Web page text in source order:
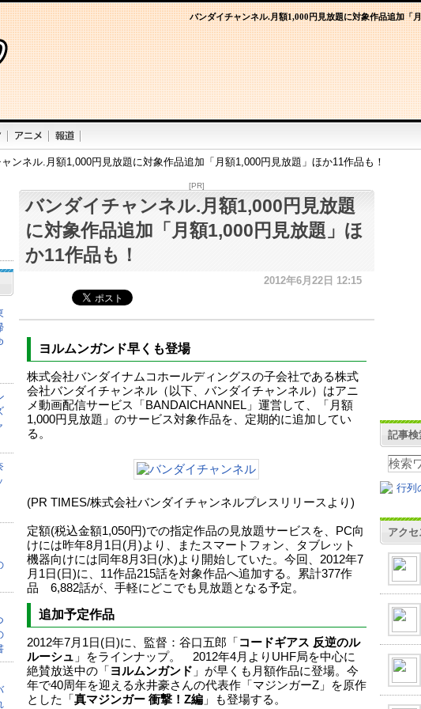
バンダイチャンネル.月額1,000円見放題に対象作品追加「
ンネル.月額1,000円見放題に対象作品追加「月額1,000円見放題」ほか11作品も！
[PR]
バンダイチャンネル.月額1,000円見放題
に対象作品追加「月額1,000円見放題」ほ
か11作品も！
2012年6月22日 12:15
ヨルムンガンド早くも登場
株式会社バンダイナムコホールディングスの子会社である株式
会社バンダイチャンネル（以下、バンダイチャンネル）はアニ
メ動画配信サービス「BANDAICHANNEL」運営して、「月額
1,000円見放題」のサービス対象作品を、定期的に追加してい
る。
(PR TIMES/株式会社バンダイチャンネルプレスリリースより)
定額(税込金額1,050円)での指定作品の見放題サービスを、PC向
けには昨年8月1日(月)より、またスマートフォン、タブレット
機器向けには同年8月3日(水)より開始していた。今回、2012年7
月1日(日)に、11作品215話を対象作品へ追加する。累計377作
品 6,882話が、手軽にどこでも見放題となる予定。
追加予定作品
2012年7月1日(日)に、監督：谷口五郎「 コードギアス 反逆のル
ルーシュ 」をラインナップ。 2012年4月よりUHF局を中心に
絶賛放送中の「 ヨルムンガンド 」が早くも月額作品に登場。今
年で40周年を迎える永井豪さんの代表作「マジンガーZ」を原作
とした「 真マジンガー 衝撃！Z編」も登場する。
記事検
アク